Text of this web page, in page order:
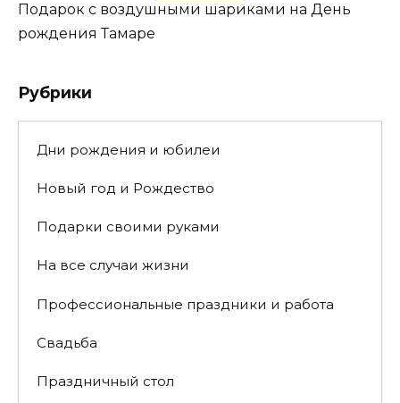
Подарок с воздушными шариками на День
рождения Тамаре
Рубрики
Дни рождения и юбилеи
Новый год и Рождество
Подарки своими руками
На все случаи жизни
Профессиональные праздники и работа
Свадьба
Праздничный стол